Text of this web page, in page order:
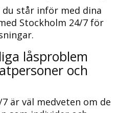
står inför med dina
Stockholm 24/7 för
låsproblem
och
är väl medveten om de